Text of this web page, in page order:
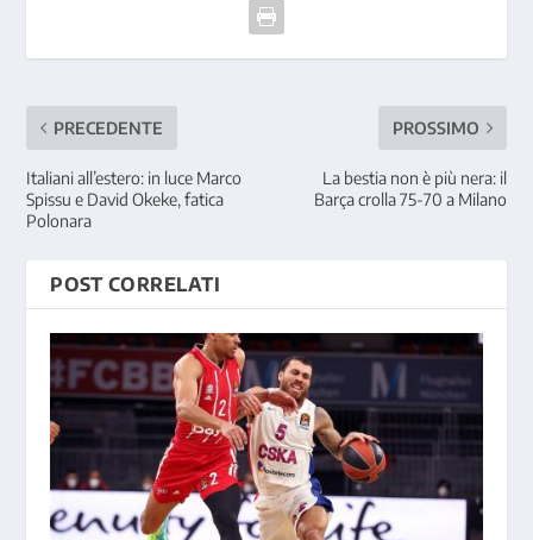
PRECEDENTE
Italiani all’estero: in luce Marco
Spissu e David Okeke, fatica
Polonara
PROSSIMO
La bestia non è più nera: il
Barça crolla 75-70 a Milano
POST CORRELATI